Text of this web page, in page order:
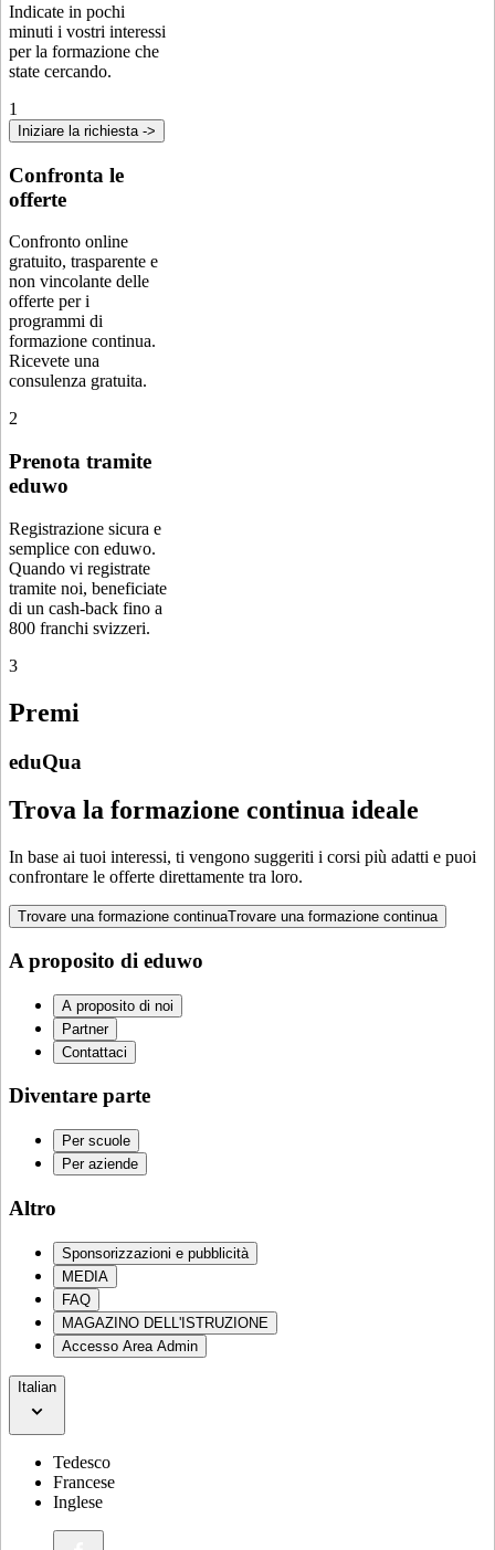
Indicate in pochi
minuti i vostri interessi
per la formazione che
state cercando.
1
Iniziare la richiesta ->
Confronta le
offerte
Confronto online
gratuito, trasparente e
non vincolante delle
offerte per i
programmi di
formazione continua.
Ricevete una
consulenza gratuita.
2
Prenota tramite
eduwo
Registrazione sicura e
semplice con eduwo.
Quando vi registrate
tramite noi, beneficiate
di un cash-back fino a
800 franchi svizzeri.
3
Premi
eduQua
Trova la formazione continua ideale
In base ai tuoi interessi, ti vengono suggeriti i corsi più adatti e puoi
confrontare le offerte direttamente tra loro.
Trovare una formazione continuaTrovare una formazione continua
A proposito di eduwo
A proposito di noi
Partner
Contattaci
Diventare parte
Per scuole
Per aziende
Altro
Sponsorizzazioni e pubblicità
MEDIA
FAQ
MAGAZINO DELL'ISTRUZIONE
Accesso Area Admin
Italian
Tedesco
Francese
Inglese